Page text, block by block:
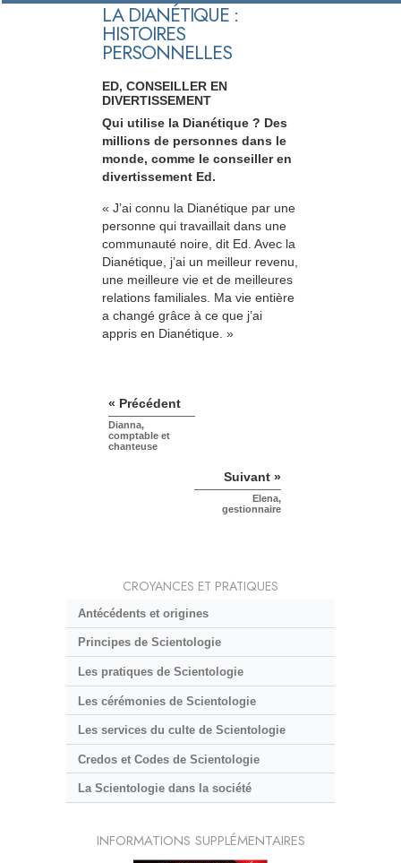
LA DIANÉTIQUE :
HISTOIRES
PERSONNELLES
ED, CONSEILLER EN
DIVERTISSEMENT
Qui utilise la Dianétique ? Des
millions de personnes dans le
monde, comme le conseiller en
divertissement Ed.
« J’ai connu la Dianétique par une
personne qui travaillait dans une
communauté noire, dit Ed. Avec la
Dianétique, j’ai un meilleur revenu,
une meilleure vie et de meilleures
relations familiales. Ma vie entière
a changé grâce à ce que j’ai
appris en Dianétique. »
« Précédent
Dianna,
comptable et
chanteuse
Suivant »
Elena,
gestionnaire
CROYANCES ET PRATIQUES
Antécédents et origines
Principes de Scientologie
Les pratiques de Scientologie
Les cérémonies de Scientologie
Les services du culte de Scientologie
Credos et Codes de Scientologie
La Scientologie dans la société
INFORMATIONS SUPPLÉMENTAIRES